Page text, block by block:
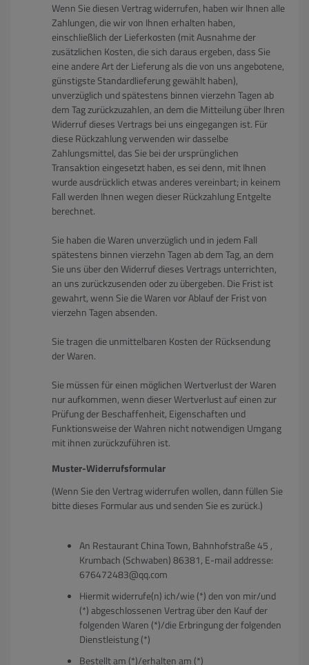
Wenn Sie diesen Vertrag widerrufen, haben wir Ihnen alle
Zahlungen, die wir von Ihnen erhalten haben,
einschließlich der Lieferkosten (mit Ausnahme der
zusätzlichen Kosten, die sich daraus ergeben, dass Sie
eine andere Art der Lieferung als die von uns angebotene,
günstigste Standardlieferung gewählt haben),
unverzüglich und spätestens binnen vierzehn Tagen ab
dem Tag zurückzuzahlen, an dem die Mitteilung über Ihren
Widerruf dieses Vertrags bei uns eingegangen ist. Für
diese Rückzahlung verwenden wir dasselbe
Zahlungsmittel, das Sie bei der ursprünglichen
Transaktion eingesetzt haben, es sei denn, mit Ihnen
wurde ausdrücklich etwas anderes vereinbart; in keinem
Fall werden Ihnen wegen dieser Rückzahlung Entgelte
berechnet.
Sie haben die Waren unverzüglich und in jedem Fall
spätestens binnen vierzehn Tagen ab dem Tag, an dem
Sie uns über den Widerruf dieses Vertrags unterrichten,
an uns zurückzusenden oder zu übergeben. Die Frist ist
gewahrt, wenn Sie die Waren vor Ablauf der Frist von
vierzehn Tagen absenden.
Sie tragen die unmittelbaren Kosten der Rücksendung
der Waren.
Sie müssen für einen möglichen Wertverlust der Waren
nur aufkommen, wenn dieser Wertverlust auf einen zur
Prüfung der Beschaffenheit, Eigenschaften und
Funktionsweise der Wahren nicht notwendigen Umgang
mit ihnen zurückzuführen ist.
Muster-Widerrufsformular
(Wenn Sie den Vertrag widerrufen wollen, dann füllen Sie
bitte dieses Formular aus und senden Sie es zurück.)
An Restaurant China Town, Bahnhofstraße 45 ,
Krumbach (Schwaben) 86381, E-mail addresse:
676472483@qq.com
Hiermit widerrufe(n) ich/wie (*) den von mir/und
(*) abgeschlossenen Vertrag über den Kauf der
folgenden Waren (*)/die Erbringung der folgenden
Dienstleistung (*)
Bestellt am (*)/erhalten am (*)